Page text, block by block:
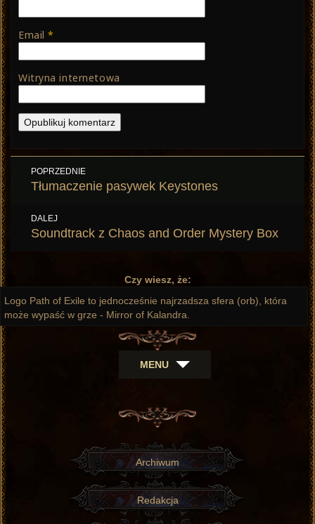
Email*
Witryna internetowa
Nawigacja
wpisu
POPRZEDNIE
Poprzedni
Tłumaczenie pasywek Keystones
DALEJ
Następny
Soundtrack z Chaos and Order Mystery Box
Czy wiesz, że:
Logo Path of Exile to jednocześnie najrzadsza sfera (orb), która
może wypaść w grze - Mirror of Kalandra.
MENU
Archiwum
Redakcja